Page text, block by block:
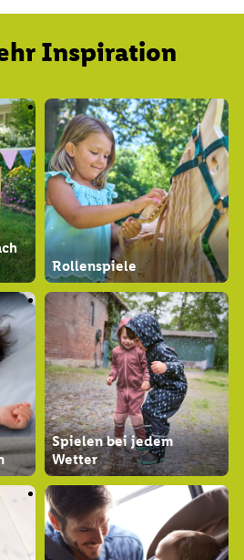
Inspiration
Rollenspiele
Spielen bei jedem
Wetter